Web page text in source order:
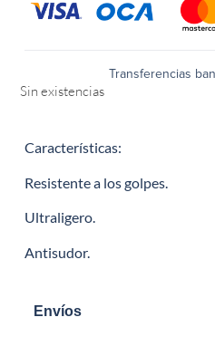
Transferencias
Sin existencias
Características:
Resistente a los golpes.
Ultraligero.
Antisudor.
Envíos